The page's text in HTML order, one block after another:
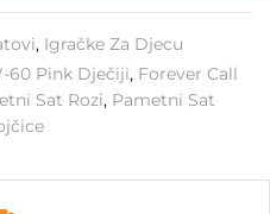
, Igračke Za Djecu
60 Pink Dječiji, Forever Call
Sat Rozi, Pametni Sat